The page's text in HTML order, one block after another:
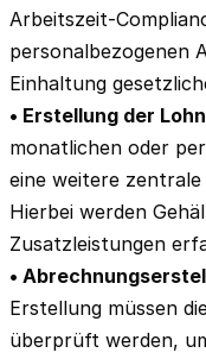
Arbeitszeit-
personalbezogenen
Einhaltung
• Erstellung der
monatlichen oder
eine weitere
Hierbei werden
Zusatzleistungen
•
Erstellung müssen
überprüft werden,